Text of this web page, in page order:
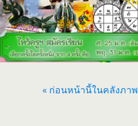
« ก่อนหน้านี้ในคลังภาพ